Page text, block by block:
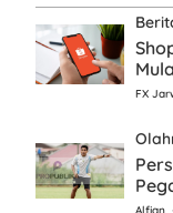
FX
Alfian